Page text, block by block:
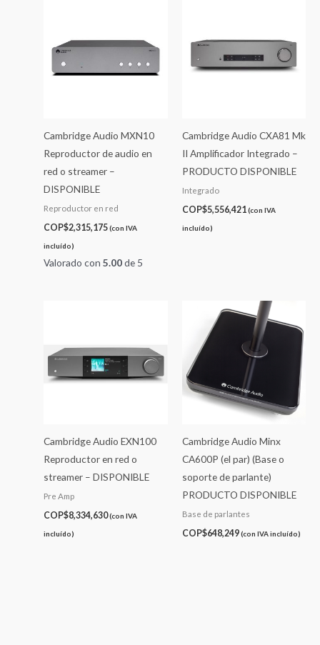
Cambridge Audio MXN10
Reproductor de audio en
red o streamer –
DISPONIBLE
Reproductor en red
COP$2,315,175(con IVA
incluído)
Valorado con5.00de 5
Cambridge Audio CXA81 Mk
II Amplificador Integrado –
PRODUCTO DISPONIBLE
Integrado
COP$5,556,421 (con IVA
incluído)
Cambridge Audio EXN100
Reproductor en red o
streamer – DISPONIBLE
Pre Amp
COP$8,334,630(con IVA
incluído)
Cambridge Audio Minx
CA600P (el par) (Base o
soporte de parlante)
PRODUCTO DISPONIBLE
Base de parlantes
COP$648,249 (con IVA incluído)